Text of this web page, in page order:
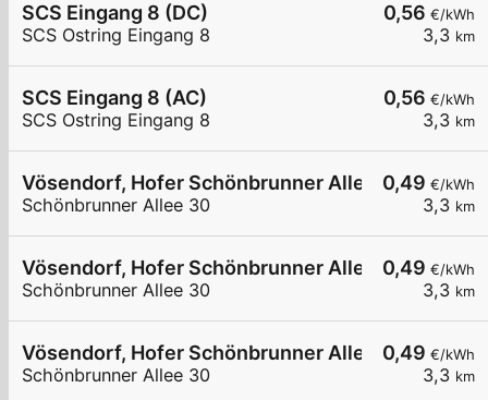
0,56 €/kWh
3,3 km
SCS Eingang 8 (DC)
SCS Ostring Eingang 8
0,56 €/kWh
3,3 km
SCS Eingang 8 (AC)
SCS Ostring Eingang 8
0,49 €/kWh
3,3 km
Vösendorf, Hofer Schönbrunner Allee
Schönbrunner Allee 30
0,49 €/kWh
3,3 km
Vösendorf, Hofer Schönbrunner Allee
Schönbrunner Allee 30
0,49 €/kWh
3,3 km
Vösendorf, Hofer Schönbrunner Allee
Schönbrunner Allee 30